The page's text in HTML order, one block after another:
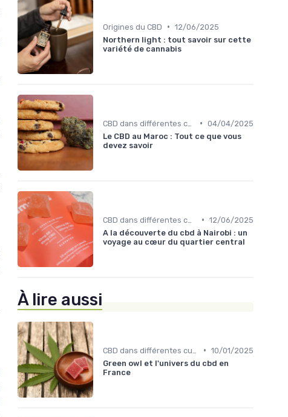
Origines du CBD • 12/06/2025
Northern light : tout savoir sur cette
variété de cannabis
• 04/04/2025
Le CBD au Maroc : Tout ce que vous
devez savoir
• 12/06/2025
A la découverte du cbd à Nairobi : un
voyage au cœur du quartier central
À lire aussi
• 10/01/2025
Green owl et l'univers du cbd en
France